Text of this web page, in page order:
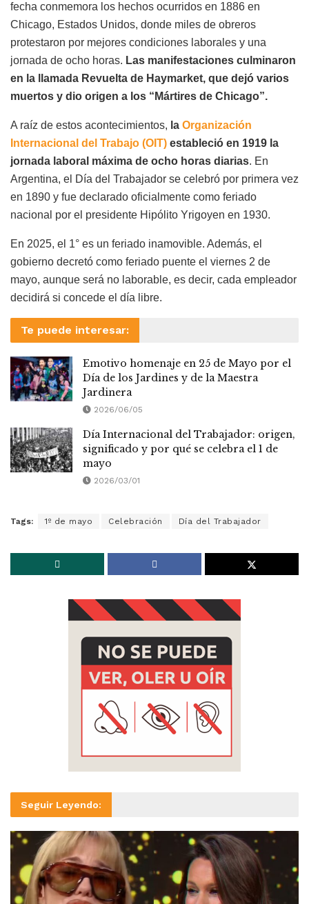
fecha conmemora los hechos ocurridos en 1886 en
Chicago, Estados Unidos, donde miles de obreros
protestaron por mejores condiciones laborales y una
jornada de ocho horas. Las manifestaciones culminaron
en la llamada Revuelta de Haymarket, que dejó varios
muertos y dio origen a los “Mártires de Chicago”.
A raíz de estos acontecimientos, la Organización
Internacional del Trabajo (OIT) estableció en 1919 la
jornada laboral máxima de ocho horas diarias. En
Argentina, el Día del Trabajador se celebró por primera vez
en 1890 y fue declarado oficialmente como feriado
nacional por el presidente Hipólito Yrigoyen en 1930.
En 2025, el 1° es un feriado inamovible. Además, el
gobierno decretó como feriado puente el viernes 2 de
mayo, aunque será no laborable, es decir, cada empleador
decidirá si concede el día libre.
Te puede interesar:
Emotivo homenaje en 25 de Mayo por el
Día de los Jardines y de la Maestra
Jardinera
2026/06/05
Día Internacional del Trabajador: origen,
significado y por qué se celebra el 1 de
mayo
2026/03/01
Tags: 1º de mayo Celebración Día del Trabajador
Seguir Leyendo: